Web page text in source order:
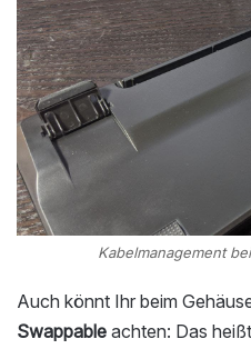
Kabelmanagement
Auch könnt Ihr beim
Swappable achten: Das